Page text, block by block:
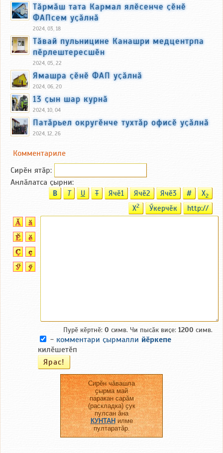
Тӑрмӑш тата Кармал ялӗсенче ҫӗнӗ
ФАПсем уҫӑлнӑ
2024, 03, 18
Тӑвай пульницине Канашри медцентрпа
пӗрлештересшӗн
2024, 05, 22
Ямашра ҫӗнӗ ФАП уҫӑлнӑ
2024, 06, 20
13 ҫын шар курнӑ
2024, 10, 04
Патӑрьел округӗнче тухтӑр офисӗ уҫӑлнӑ
2024, 12, 26
Комментариле
Сирӗн ятӑp:
Анлӑлатса ҫырни:
B T U T Ячӗ1 Ячӗ2 Ячӗ3 # X2
X2 Ӳкерчӗк http://
Пурӗ кӗртнӗ: 0 симв. Чи пысӑк виҫе: 1200 симв.
- комментари ҫырмалли йӗркепе
килӗшетӗп
Сирӗн чӑвашла
ҫырма май
паракан сарӑм
(раскладка) ҫук
пулсан ӑна
КУНТАНилме
пултаратӑр.